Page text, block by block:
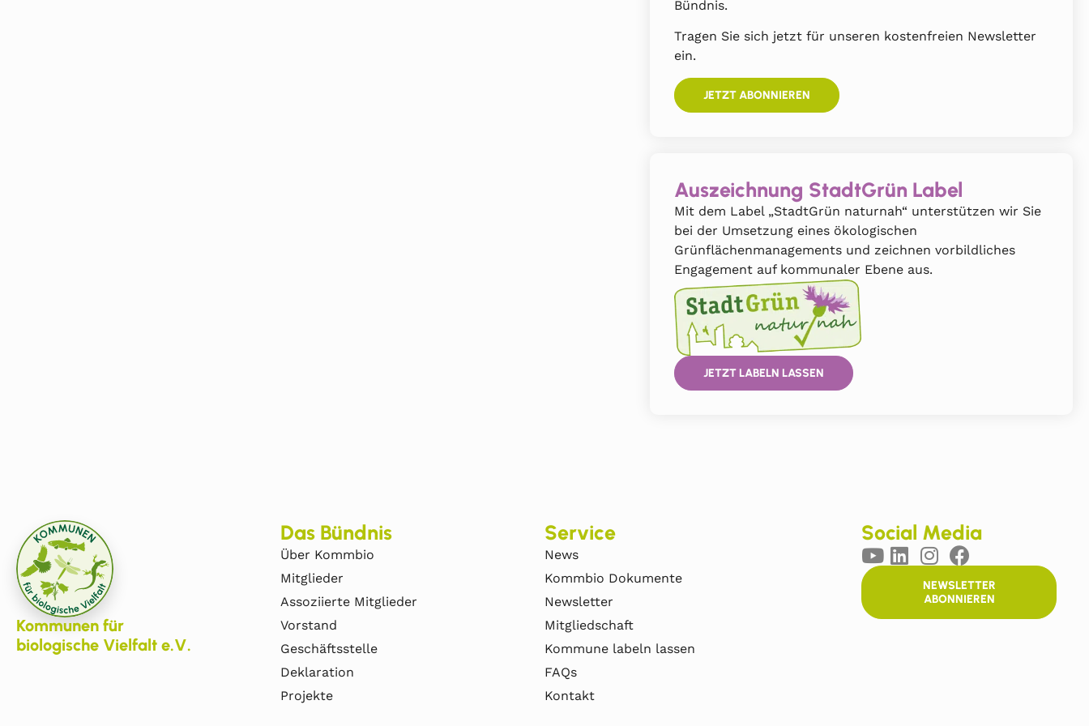
Bündnis.
Tragen Sie sich jetzt für unseren kostenfreien Newsletter
ein.
JETZT ABONNIEREN
Auszeichnung StadtGrün Label
Mit dem Label „StadtGrün naturnah“ unterstützen wir Sie
bei der Umsetzung eines ökologischen
Grünflächenmanagements und zeichnen vorbildliches
Engagement auf kommunaler Ebene aus.
JETZT LABELN LASSEN
Kommunen für
biologische Vielfalt e.V.
Das Bündnis
Über Kommbio
Mitglieder
Assoziierte Mitglieder
Vorstand
Geschäftsstelle
Deklaration
Projekte
Service
News
Kommbio Dokumente
Newsletter
Mitgliedschaft
Kommune labeln lassen
FAQs
Kontakt
Social Media
NEWSLETTER
ABONNIEREN